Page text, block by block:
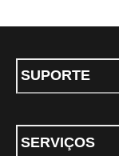
SUPORTE
SERVIÇOS